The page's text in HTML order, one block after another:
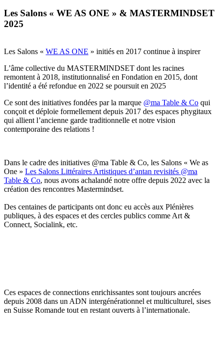
Les Salons « WE AS ONE » & MASTERMINDSET
2025
Les Salons « WE AS ONE » initiés en 2017 continue à inspirer
L’âme collective du MASTERMINDSET dont les racines
remontent à 2018, institutionnalisé en Fondation en 2015, dont
l’identité a été refondue en 2022 se poursuit en 2025
Ce sont des initiatives fondées par la marque @ma Table & Co qui
conçoit et déploie formellement depuis 2017 des espaces phygitaux
qui allient l’ancienne garde traditionnelle et notre vision
contemporaine des relations !
Dans le cadre des initiatives @ma Table & Co, les Salons « We as
One » Les Salons Littéraires Artistiques d’antan revisités @ma
Table & Co, nous avons achalandé notre offre depuis 2022 avec la
création des rencontres Mastermindset.
Des centaines de participants ont donc eu accès aux Plénières
publiques, à des espaces et des cercles publics comme Art &
Connect, Socialink, etc.
Ces espaces de connections enrichissantes sont toujours ancrées
depuis 2008 dans un ADN intergénérationnel et multiculturel, sises
en Suisse Romande tout en restant ouverts à l’internationale.